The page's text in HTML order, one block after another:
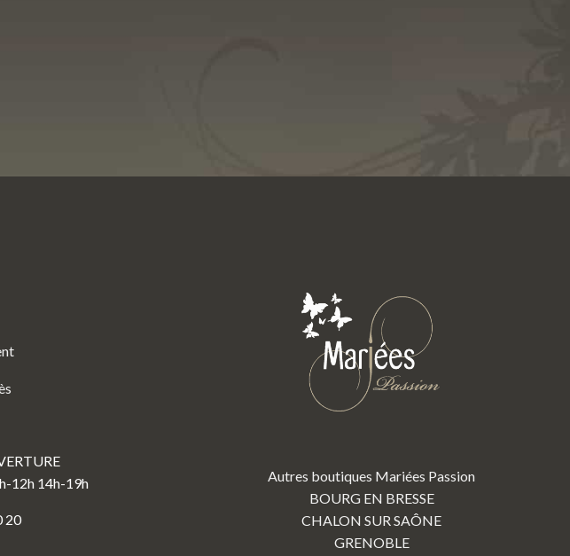
12h 14h-19h
20
Autres boutiques Mariées Passion
BOURG EN BRESSE
CHALON SUR SAÔNE
GRENOBLE